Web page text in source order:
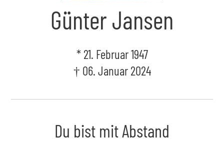
Günter Jansen
* 21. Februar 1947
† 06. Januar 2024
Du bist mit Abstand